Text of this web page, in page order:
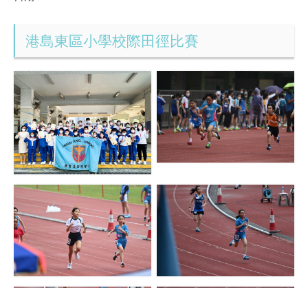
港島東區小學校際田徑比賽